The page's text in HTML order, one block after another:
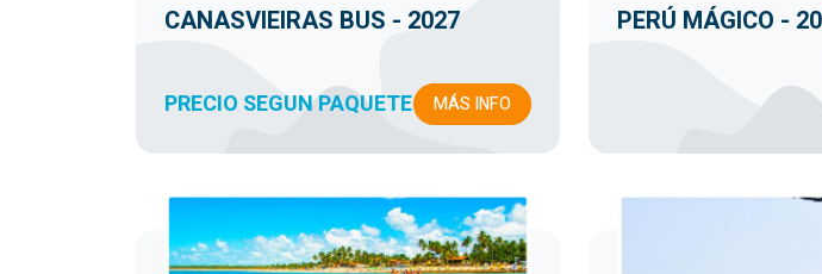
CANASVIEIRAS BUS - 2027
PRECIO SEGUN PAQUETE MÁS INFO
PERÚ MÁGICO -